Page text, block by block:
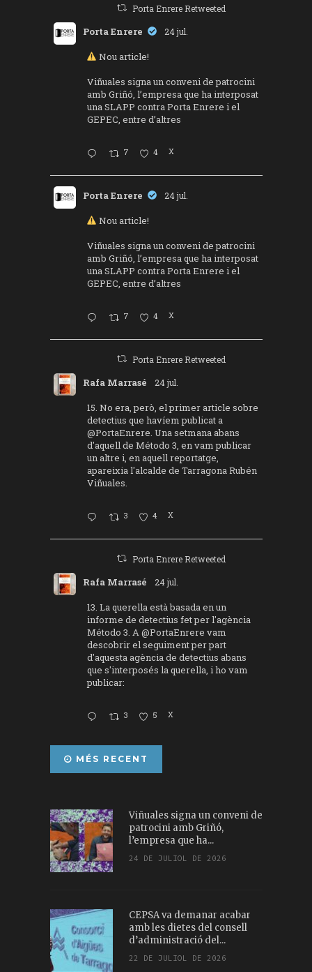
Porta Enrere Retweeted
Porta Enrere 24 jul.
Nou article!
Viñuales signa un conveni de patrocini
amb Griñó, l’empresa que ha interposat
una SLAPP contra Porta Enrere i el
GEPEC, entre d’altres
7 4 X
Porta Enrere 24 jul.
Nou article!
Viñuales signa un conveni de patrocini
amb Griñó, l’empresa que ha interposat
una SLAPP contra Porta Enrere i el
GEPEC, entre d’altres
7 4 X
Porta Enrere Retweeted
Rafa Marrasé 24 jul.
15. No era, però, el primer article sobre
detectius que havíem publicat a
@PortaEnrere. Una setmana abans
d'aquell de Método 3, en vam publicar
un altre i, en aquell reportatge,
apareixia l'alcalde de Tarragona Rubén
Viñuales.
3 4 X
Porta Enrere Retweeted
Rafa Marrasé 24 jul.
13. La querella està basada en un
informe de detectius fet per l'agència
Método 3. A@PortaEnrere vam
descobrir el seguiment per part
d'aquesta agència de detectius abans
que s'interposés la querella, i ho vam
publicar:
3 5 X
MÉS RECENT
Viñuales signa un conveni de
patrocini amb Griñó,
l’empresa que ha...
24 DE JULIOL DE 2026
CEPSA va demanar acabar
amb les dietes del consell
d’administració del...
22 DE JULIOL DE 2026